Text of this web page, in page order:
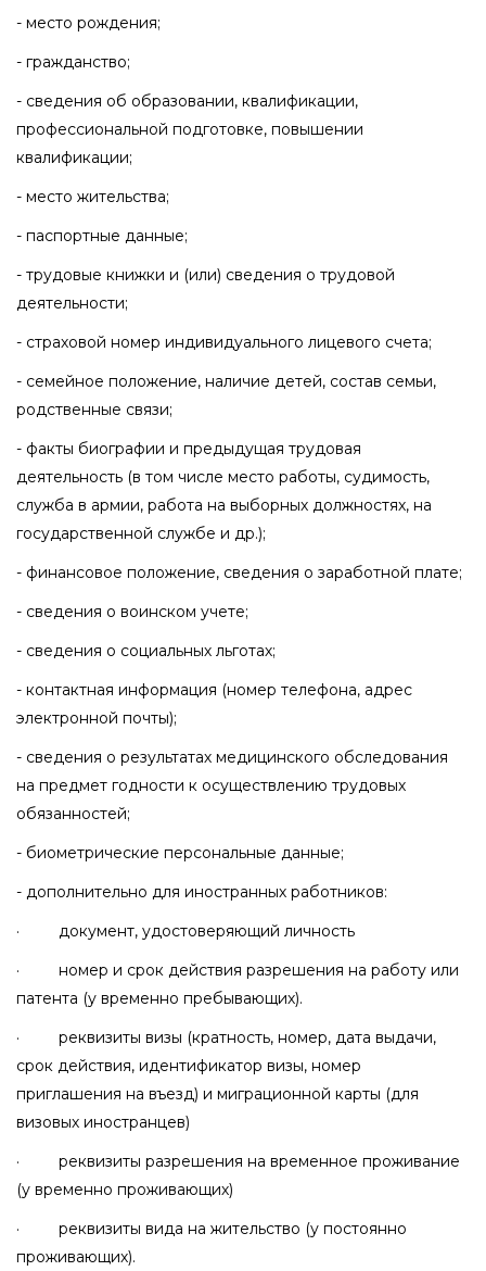
- место рождения;
- гражданство;
- сведения об образовании, квалификации,
профессиональной подготовке, повышении
квалификации;
- место жительства;
- паспортные данные;
- трудовые книжки и (или) сведения о трудовой
деятельности;
- страховой номер индивидуального лицевого счета;
- семейное положение, наличие детей, состав семьи,
родственные связи;
- факты биографии и предыдущая трудовая
деятельность (в том числе место работы, судимость,
служба в армии, работа на выборных должностях, на
государственной службе и др.);
- финансовое положение, сведения о заработной плате;
- сведения о воинском учете;
- сведения о социальных льготах;
- контактная информация (номер телефона, адрес
электронной почты);
- сведения о результатах медицинского обследования
на предмет годности к осуществлению трудовых
обязанностей;
- биометрические персональные данные;
- дополнительно для иностранных работников:
· документ, удостоверяющий личность
· номер и срок действия разрешения на работу или
патента (у временно пребывающих).
· реквизиты визы (кратность, номер, дата выдачи,
срок действия, идентификатор визы, номер
приглашения на въезд) и миграционной карты (для
визовых иностранцев)
· реквизиты разрешения на временное проживание
(у временно проживающих)
· реквизиты вида на жительство (у постоянно
проживающих).